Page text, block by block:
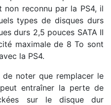
reconnu par la PS4, il
types de disques durs
durs 2,5 pouces SATA II
maximale de 8 To sont
la PS4.
noter que remplacer le
entraîner la perte de
sur le disque dur